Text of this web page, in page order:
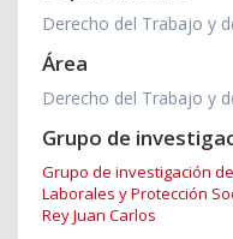
Derecho del Trabajo y
Área
Derecho del Trabajo y
Grupo de
Grupo de investigación
Laborales y Protección
Rey Juan Carlos